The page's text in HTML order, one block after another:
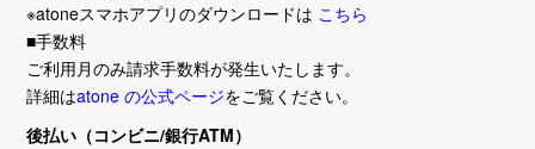
※atoneスマホアプリのダウンロードは こちら
■手数料
ご利用月のみ請求手数料が発生いたします。
詳細はatone の公式ページをご覧ください。
後払い（コンビニ/銀行ATM）